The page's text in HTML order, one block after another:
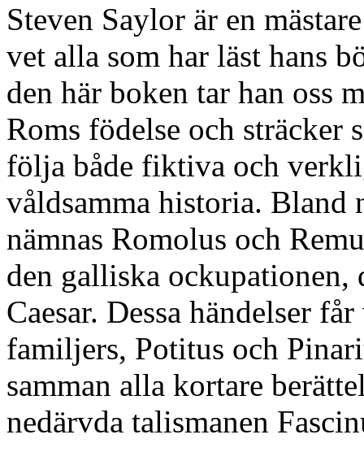
Steven Saylor är en
vet alla som har läst hans
den här boken tar han oss
Roms födelse och sträcker
följa både fiktiva och
våldsamma historia. Bland
nämnas Romolus och
den galliska ockupationen,
Caesar. Dessa händelser
familjers, Potitus och
samman alla kortare
nedärvda talismanen